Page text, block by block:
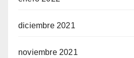
diciembre 2021
noviembre 2021